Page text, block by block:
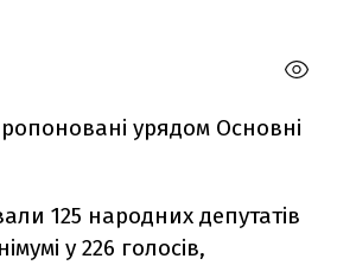
урядом Основні
125 народних депутатів
у 226 голосів,